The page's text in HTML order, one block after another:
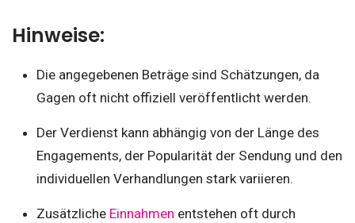
Hinweise:
Die angegebenen Beträge sind Schätzungen, da
Gagen oft nicht offiziell veröffentlicht werden.
Der Verdienst kann abhängig von der Länge des
Engagements, der Popularität der Sendung und den
individuellen Verhandlungen stark variieren.
Zusätzliche Einnahmen entstehen oft durch